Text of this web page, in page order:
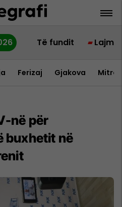
Të fundit Lajme
Ferizaj Gjakova
në për
buxhetit në